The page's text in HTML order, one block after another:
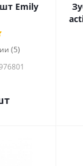
Emily
(5)